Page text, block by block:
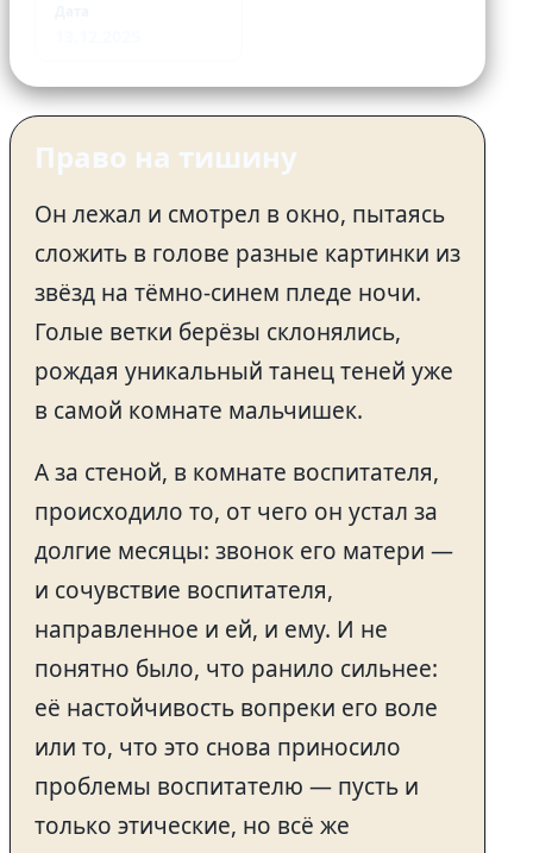
Право на тишину
Он лежал и смотрел в окно, пытаясь
сложить в голове разные картинки из
звёзд на тёмно-синем пледе ночи.
Голые ветки берёзы склонялись,
рождая уникальный танец теней уже
в самой комнате мальчишек.
А за стеной, в комнате воспитателя,
происходило то, от чего он устал за
долгие месяцы: звонок его матери —
и сочувствие воспитателя,
направленное и ей, и ему. И не
понятно было, что ранило сильнее:
её настойчивость вопреки его воле
или то, что это снова приносило
проблемы воспитателю — пусть и
только этические, но всё же